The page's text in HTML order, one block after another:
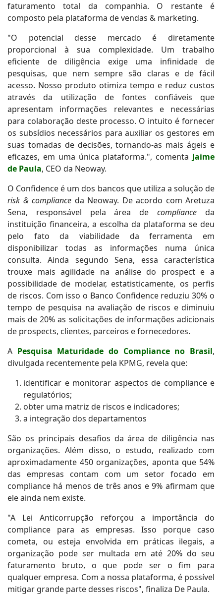
faturamento total da companhia. O restante é
composto pela plataforma de vendas & marketing.
"O potencial desse mercado é diretamente
proporcional à sua complexidade. Um trabalho
eficiente de diligência exige uma infinidade de
pesquisas, que nem sempre são claras e de fácil
acesso. Nosso produto otimiza tempo e reduz custos
através da utilização de fontes confiáveis que
apresentam informações relevantes e necessárias
para colaboração deste processo. O intuito é fornecer
os subsídios necessários para auxiliar os gestores em
suas tomadas de decisões, tornando-as mais ágeis e
eficazes, em uma única plataforma.", comenta Jaime
de Paula, CEO da Neoway.
O Confidence é um dos bancos que utiliza a solução de
risk & compliance da Neoway. De acordo com Aretuza
Sena, responsável pela área decompliance da
instituição financeira, a escolha da plataforma se deu
pelo fato da viabilidade da ferramenta em
disponibilizar todas as informações numa única
consulta. Ainda segundo Sena, essa característica
trouxe mais agilidade na análise do prospect e a
possibilidade de modelar, estatisticamente, os perfis
de riscos. Com isso o Banco Confidence reduziu 30% o
tempo de pesquisa na avaliação de riscos e diminuiu
mais de 20% as solicitações de informações adicionais
de prospects, clientes, parceiros e fornecedores.
A Pesquisa Maturidade do Compliance no Brasil,
divulgada recentemente pela KPMG, revela que:
identificar e monitorar aspectos de compliance e
regulatórios;
obter uma matriz de riscos e indicadores;
a integração dos departamentos
São os principais desafios da área de diligência nas
organizações. Além disso, o estudo, realizado com
aproximadamente 450 organizações, aponta que 54%
das empresas contam com um setor focado em
compliance há menos de três anos e 9% afirmam que
ele ainda nem existe.
"A Lei Anticorrupção reforçou a importância do
compliance para as empresas. Isso porque caso
cometa, ou esteja envolvida em práticas ilegais, a
organização pode ser multada em até 20% do seu
faturamento bruto, o que pode ser o fim para
qualquer empresa. Com a nossa plataforma, é possível
mitigar grande parte desses riscos", finaliza De Paula.